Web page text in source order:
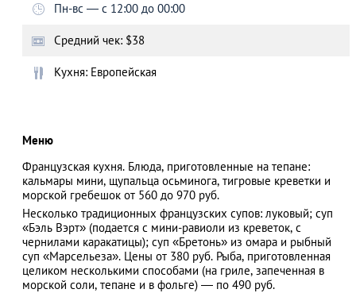
Пн-вс — с 12:00 до 00:00
Средний чек: $38
Кухня: Европейская
Меню
Французская кухня. Блюда, приготовленные на тепане:
кальмары мини, щупальца осьминога, тигровые креветки и
морской гребешок от 560 до 970 руб.
Несколько традиционных французских супов: луковый; суп
«Бэль Вэрт» (подается с мини-равиоли из креветок, с
чернилами каракатицы); суп «Бретонь» из омара и рыбный
суп «Марсельеза». Цены от 380 руб. Рыба, приготовленная
целиком несколькими способами (на гриле, запеченная в
морской соли, тепане и в фольге) — по 490 руб.